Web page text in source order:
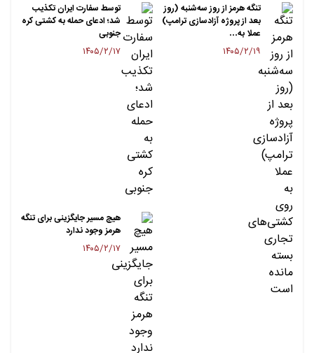
تنگه هرمز از روز سه‌شنبه (روز
بعد از پروژه آزادسازی ترامپ)
عملا به…
۱۴۰۵/۲/۱۹
توسط سفارت ایران تکذیب
شد؛ ادعای حمله به کشتی کره
جنوبی
۱۴۰۵/۲/۱۷
هیچ مسیر جایگزینی برای تنگه
هرمز وجود ندارد
۱۴۰۵/۲/۱۷